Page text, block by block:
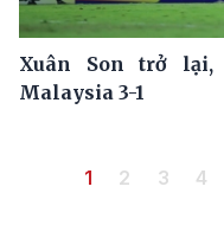
Xuân Son trở lại,
Malaysia 3-1
Pagination
Trang hiện thời
1 Trang
2 Trang
3 4